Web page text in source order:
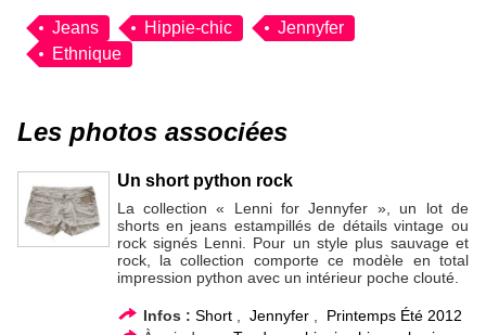
Jeans Hippie-chic
Jennyfer
Ethnique
Les photos associées
Un short python rock
La collection « Lenni for Jennyfer », un lot de
shorts en jeans estampillés de détails vintage ou
rock signés Lenni. Pour un style plus sauvage et
rock, la collection comporte ce modèle en total
impression python avec un intérieur poche clouté.
Infos : Short, Jennyfer, Printemps Été 2012